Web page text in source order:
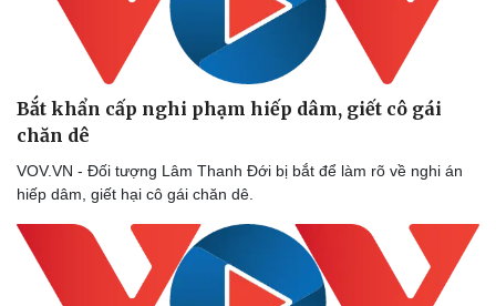
Bắt khẩn cấp nghi phạm hiếp dâm, giết cô gái
chăn dê
VOV.VN - Đối tượng Lâm Thanh Đới bị bắt để làm rõ về nghi án
hiếp dâm, giết hại cô gái chăn dê.